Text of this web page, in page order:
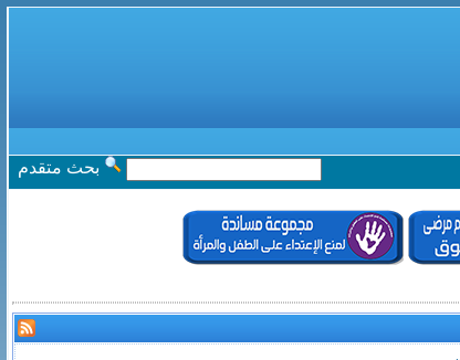
بحث متقدم